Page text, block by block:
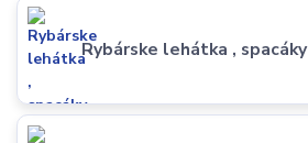
Rybárske lehátka , spacáky